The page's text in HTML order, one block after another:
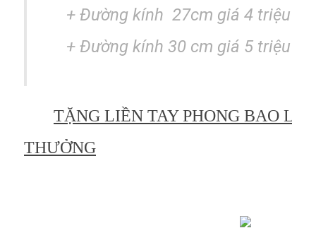
+ Đường kính 27cm giá 4 triệu
+ Đường kính 30 cm giá 5 triệu
TẶNG LIỀN TAY PHONG BAO LÌ
THƯỞNG